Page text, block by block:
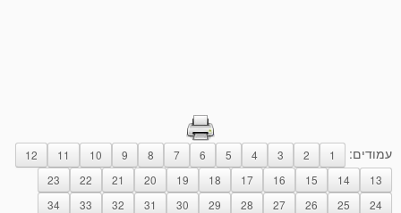
עמודים: 1
2
3
4
5
6
7
8
9
10
11
12
13
14
15
16
17
18
19
20
21
22
23
24
25
26
27
28
29
30
31
32
33
34